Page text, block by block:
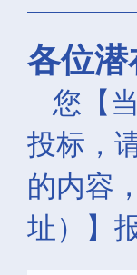
各位潜
您【
投标，
的内容
址）】